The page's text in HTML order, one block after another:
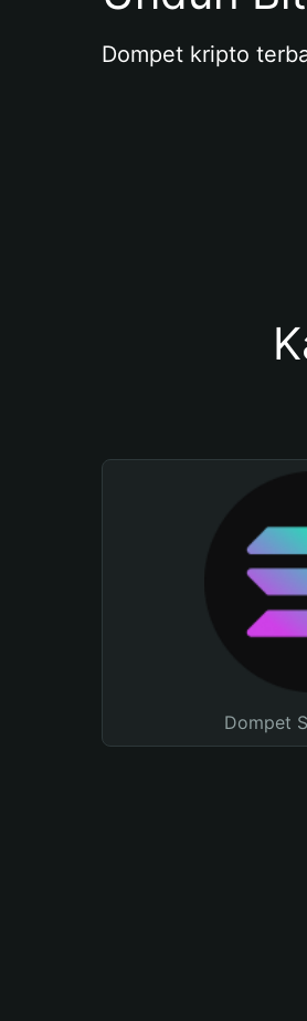
Dompet kripto
Dompet